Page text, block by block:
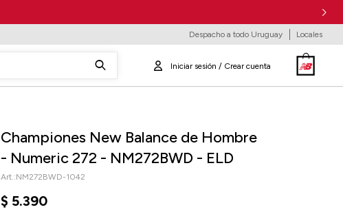
Despacho a todo Uruguay Locales
Championes New Balance de Hombre
- Numeric 272 - NM272BWD - ELD
NM272BWD-1042
$ 5.390